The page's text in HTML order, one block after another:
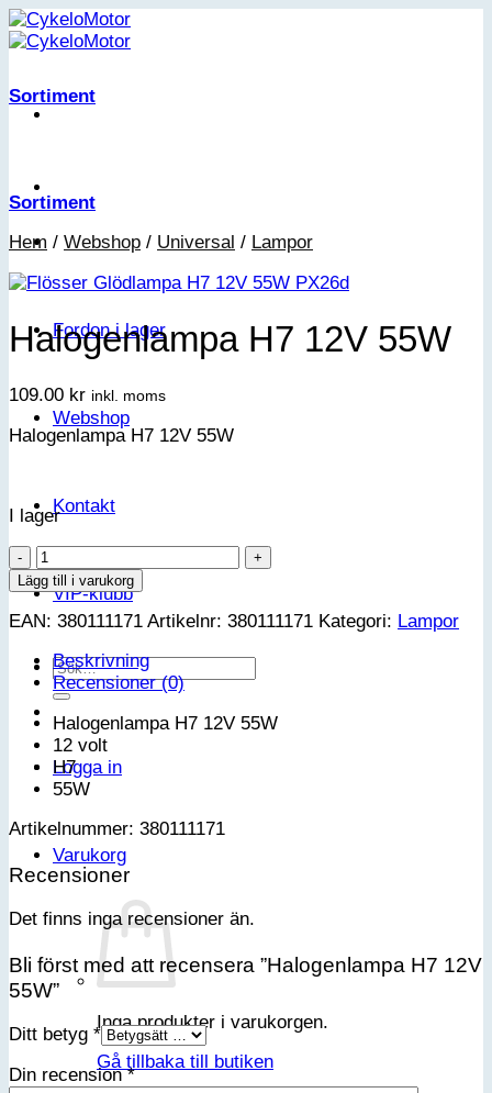
Skip
to
Fordon i lager
Webshop
Kontakt
VIP-klubb
Sök
efter:
Logga in
Varukorg
Inga produkter i varukorgen.
Gå tillbaka till butiken
Sortiment
Sortiment
Hem / Webshop / Universal / Lampor
Halogenlampa H7 12V 55W
109.00 kr inkl. moms
Halogenlampa H7 12V 55W
I lager
Halogenlampa
H7
12V
55W
Lägg till i varukorg
EAN: 380111171 Artikelnr: 380111171 Kategori: Lampor
Beskrivning
Recensioner (0)
Halogenlampa H7 12V 55W
12 volt
H7
55W
Artikelnummer: 380111171
Recensioner
Det finns inga recensioner än.
Bli först med att recensera ”Halogenlampa H7 12V
55W”
Ditt betyg *
Din recension*